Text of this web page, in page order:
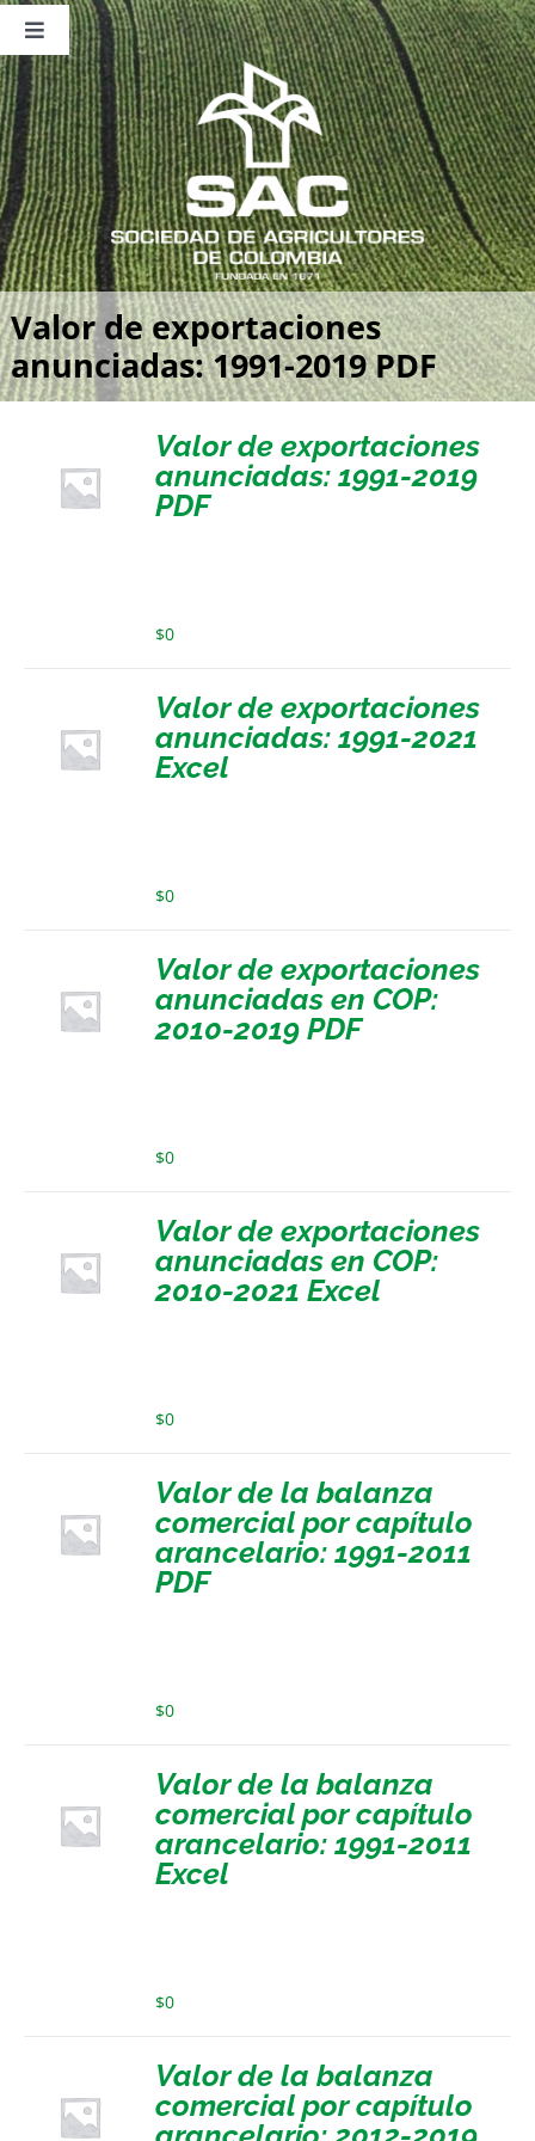
Saltar
contenido
Toggle
Navigation
Nosotros
Publicaciones
Sala de Prensa
Eventos
Valor de exportaciones
anunciadas: 1991-2019 PDF
Valor de exportaciones
anunciadas: 1991-2019
PDF
$0
Valor de exportaciones
anunciadas: 1991-2021
Excel
$0
Valor de exportaciones
anunciadas en COP:
2010-2019 PDF
$0
Valor de exportaciones
anunciadas en COP:
2010-2021 Excel
$0
Valor de la balanza
comercial por capítulo
arancelario: 1991-2011
PDF
$0
Valor de la balanza
comercial por capítulo
arancelario: 1991-2011
Excel
$0
Valor de la balanza
comercial por capítulo